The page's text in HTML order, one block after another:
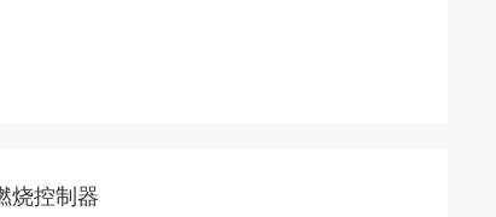
烧控制器